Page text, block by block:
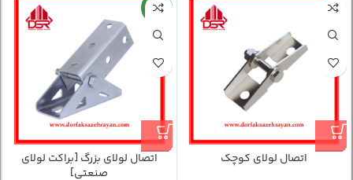
اتصال لولای کوچک
جدید
اتصال لولای بزرگ [براکت لولای
صنعتی]